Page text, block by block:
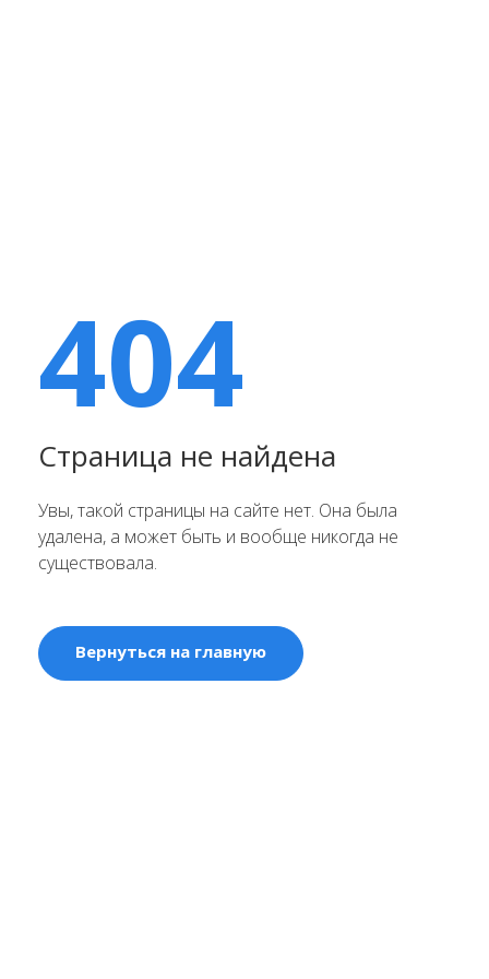
404
Страница не найдена
Увы, такой страницы на сайте нет. Она была
удалена, а может быть и вообще никогда не
существовала.
Вернуться на главную